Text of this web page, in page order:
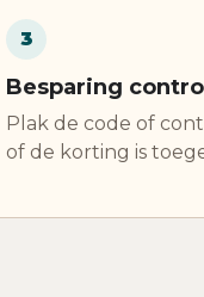
3
Besparing
Plak de code of
of de korting is